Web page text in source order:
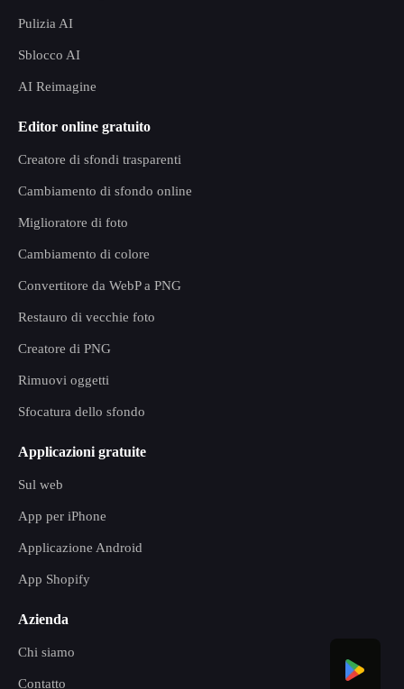
Pulizia AI
Sblocco AI
AI Reimagine
Editor online gratuito
Creatore di sfondi trasparenti
Cambiamento di sfondo online
Miglioratore di foto
Cambiamento di colore
Convertitore da WebP a PNG
Restauro di vecchie foto
Creatore di PNG
Rimuovi oggetti
Sfocatura dello sfondo
Applicazioni gratuite
Sul web
App per iPhone
Applicazione Android
App Shopify
Azienda
Chi siamo
Contatto